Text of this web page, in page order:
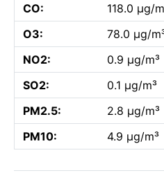
CO:
118.0 µg/
O3:
78.0 µg/
NO2:
0.9 µg/m³
SO2:
0.1 µg/m³
PM2.5:
2.8 µg/m³
PM10:
4.9 µg/m³